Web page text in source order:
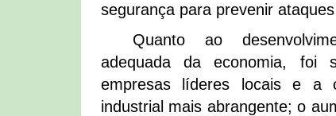
segurança para prevenir
Quanto ao
adequada da economia, foi
empresas líderes locais e a
industrial mais abrangente; o